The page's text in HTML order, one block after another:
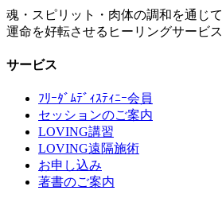
魂・スピリット・肉体の調和を通じて
運命を好転させるヒーリングサービス
サービス
ﾌﾘｰﾀﾞﾑﾃﾞｨｽﾃｨﾆｰ会員
セッションのご案内
LOVING講習
LOVING遠隔施術
お申し込み
著書のご案内